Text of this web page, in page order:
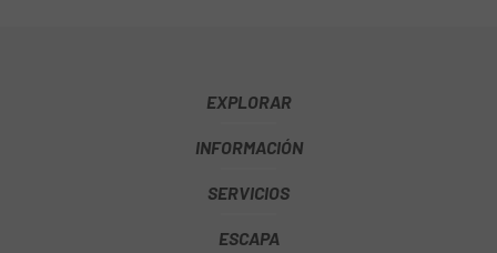
EXPLORAR
INFORMACIÓN
SERVICIOS
ESCAPA